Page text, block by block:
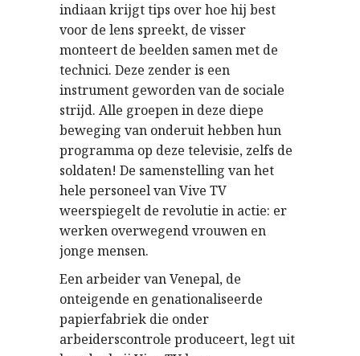
indiaan krijgt tips over hoe hij best
voor de lens spreekt, de visser
monteert de beelden samen met de
technici. Deze zender is een
instrument geworden van de sociale
strijd. Alle groepen in deze diepe
beweging van onderuit hebben hun
programma op deze televisie, zelfs de
soldaten! De samenstelling van het
hele personeel van Vive TV
weerspiegelt de revolutie in actie: er
werken overwegend vrouwen en
jonge mensen.
Een arbeider van Venepal, de
onteigende en genationaliseerde
papierfabriek die onder
arbeiderscontrole produceert, legt uit